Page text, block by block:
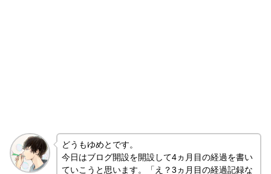
どうもゆめとです。
今日はブログ開設を開設して4ヵ月目の経過を書い
ていこうと思います。「え？3ヵ月目の経過記録な